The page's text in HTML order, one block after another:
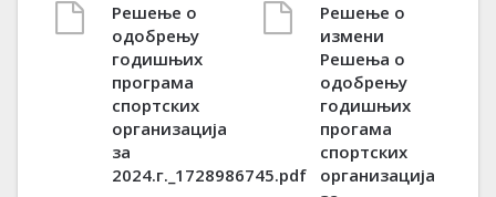
Решење о
одобрењу
годишњих
програма
спортских
организација
за
2024.г._1728986745.pdf
Решење о
измени
Решења о
одобрењу
годишњих
прогама
спортских
организација